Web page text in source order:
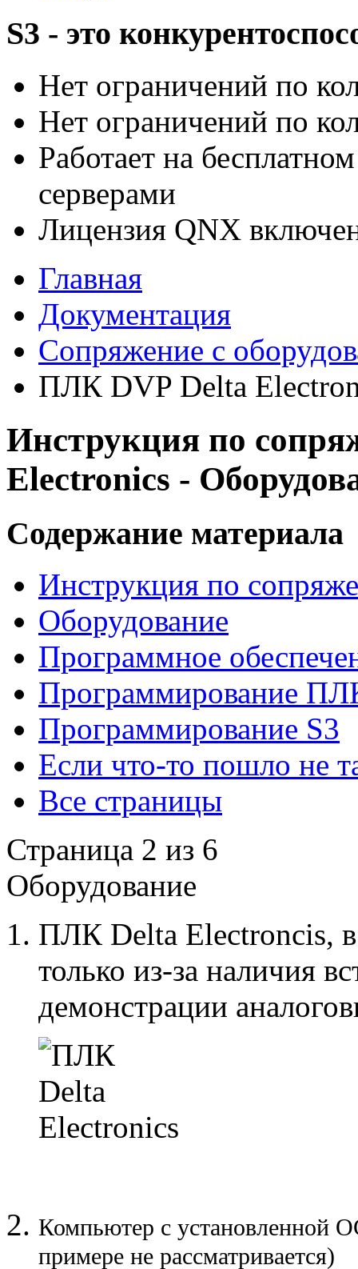
S3 - это
Нет ограничений по
Нет ограничений по
Работает на
серверами
Лицензия QNX
Главная
Документация
Сопряжение с
ПЛК DVP Delta
Инструкция по
Electronics -
Содержание материала
Инструкция по
Оборудование
Программное
Программирование
Программирование S3
Если что-то пошло не
Все страницы
Страница 2 из 6
Оборудование
ПЛК Delta Electroncis,
только из-за наличия
демонстрации
Компьютер с установленной
примере не рассматривается)